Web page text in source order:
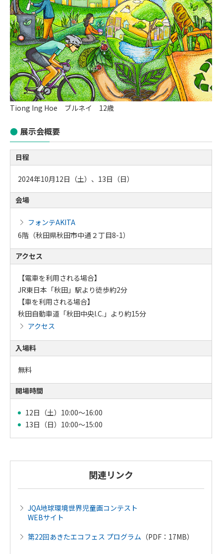
Tiong Ing Hoe ブルネイ 12歳
展示会概要
日程
2024年10月12日（土）、13日（日）
会場
フォンテAKITA
6階（秋田県秋田市中通２丁目8-1）
アクセス
【電車を利用される場合】
JR東日本「秋田」駅より徒歩約2分
【車を利用される場合】
秋田自動車道「秋田中央I.C.」より約15分
アクセス
入場料
無料
開場時間
12日（土）10:00～16:00
13日（日）10:00～15:00
関連リンク
JQA地球環境世界児童画コンテスト
WEBサイト
第22回あきたエコフェス プログラム （PDF：17MB）